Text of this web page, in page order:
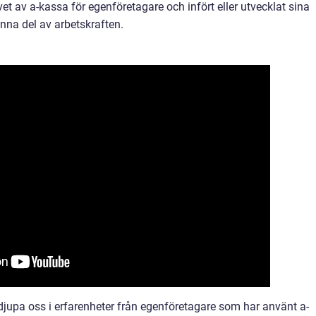
av a-kassa för egenföretagare och infört eller utvecklat sina
del av arbetskraften.
oss i erfarenheter från egenföretagare som har använt a-